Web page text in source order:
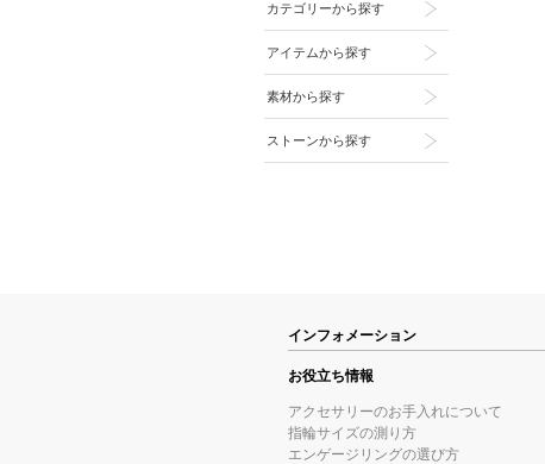
カテゴリーから探す
アイテムから探す
素材から探す
ストーンから探す
インフォメーション
お役立ち情報
アクセサリーのお手入れについて
指輪サイズの測り方
エンゲージリングの選び方